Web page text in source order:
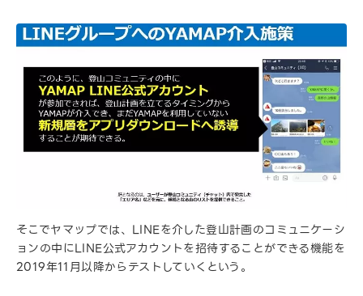
そこでヤマップでは、LINEを介した登山計画のコミュニケーシ
ョンの中にLINE公式アカウントを招待することができる機能を
2019年11月以降からテストしていくという。